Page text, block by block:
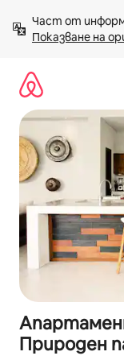
към
съдържанието
Показване на
Природен